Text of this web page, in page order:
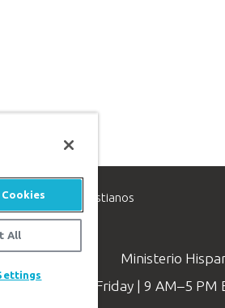
a ayudar a los cristianos
Ministerio
Monday–Friday | 9 AM–5 PM
All